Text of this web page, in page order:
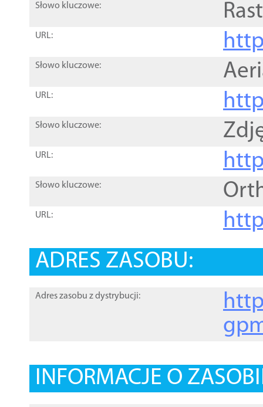
Słowo kluczowe:
URL:
Słowo kluczowe:
URL:
Słowo kluczowe:
URL:
Słowo kluczowe:
URL:
ADRES ZASOBU:
Adres zasobu z dystrybucji:
INFORMACJE O